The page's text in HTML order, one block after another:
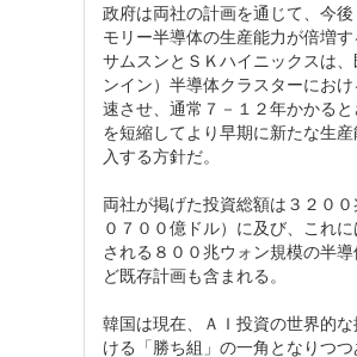
政府は両社の計画を通じて、今
モリー半導体の生産能力が倍増す
サムスンとＳＫハイニックスは
ンイン）半導体クラスターにお
速させ、通常７－１２年かかる
を短縮してより早期に新た‌な生
入する方針だ。
両社が掲げた投資総額は３２０
０７００億ドル）に及び、これ
される８００兆ウォン規模の半
ど既存計画も含まれる。
韓国は現在、ＡＩ投資の世界的
ける「勝ち組」の一角となりつ